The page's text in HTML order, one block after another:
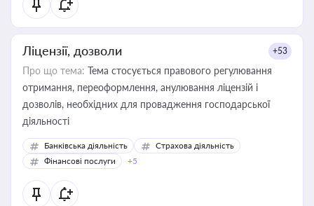
Ліцензії, дозволи +53
Про що тема: Тема стосується правового регулювання
отримання, переоформлення, анулювання ліцензій і
дозволів, необхідних для провадження господарської
діяльності
Банківська діяльність
Страхова діяльність
Фінансові послуги
+5